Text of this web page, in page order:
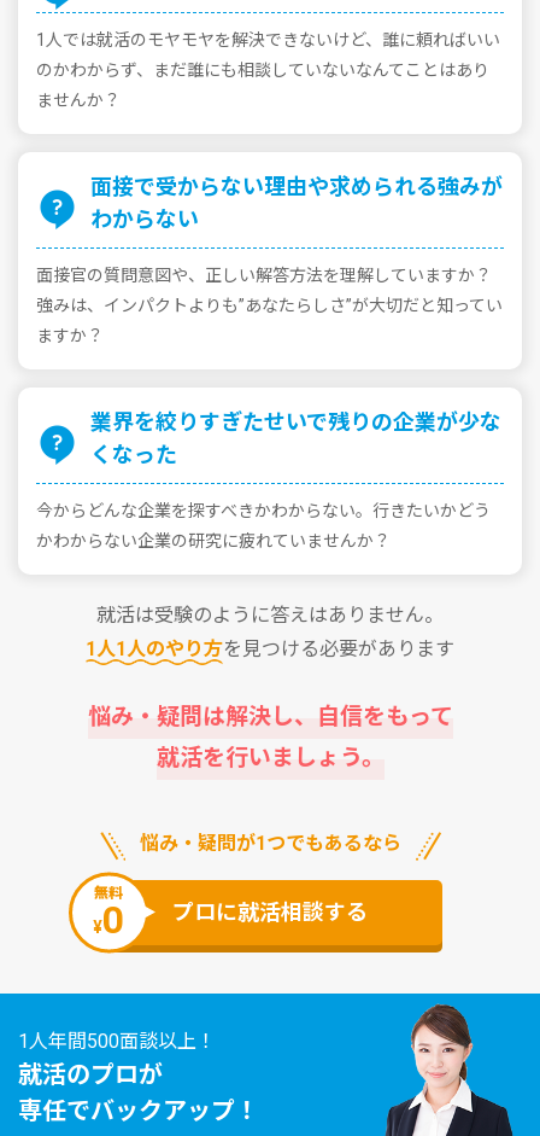
1⼈では就活のモヤモヤを解決できないけど、誰に頼ればいい
のかわからず、まだ誰にも相談していないなんてことはあり
ませんか？
⾯接で受からない理由や求められる強みが
わからない
⾯接官の質問意図や、正しい解答⽅法を理解していますか？
強みは、インパクトよりも”あなたらしさ”が⼤切だと知ってい
ますか？
業界を絞りすぎたせいで残りの企業が少な
くなった
今からどんな企業を探すべきかわからない。⾏きたいかどう
かわからない企業の研究に疲れていませんか？
就活は受験のように答えはありません。
1⼈1⼈のやり⽅を⾒つける必要があります
悩み・疑問は解決し、⾃信をもって
就活を⾏いましょう。
悩み・疑問が1つでもあるなら
無料
¥0 プロに就活相談する
1人年間500面談以上！
就活のプロが
専任でバックアップ！